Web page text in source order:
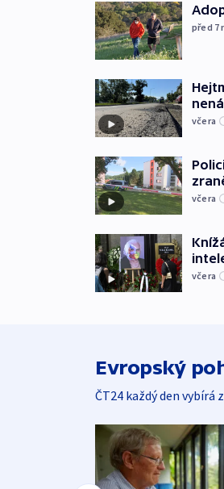
před 7
včera
včera
včera
Evropský
ČT24 každý den